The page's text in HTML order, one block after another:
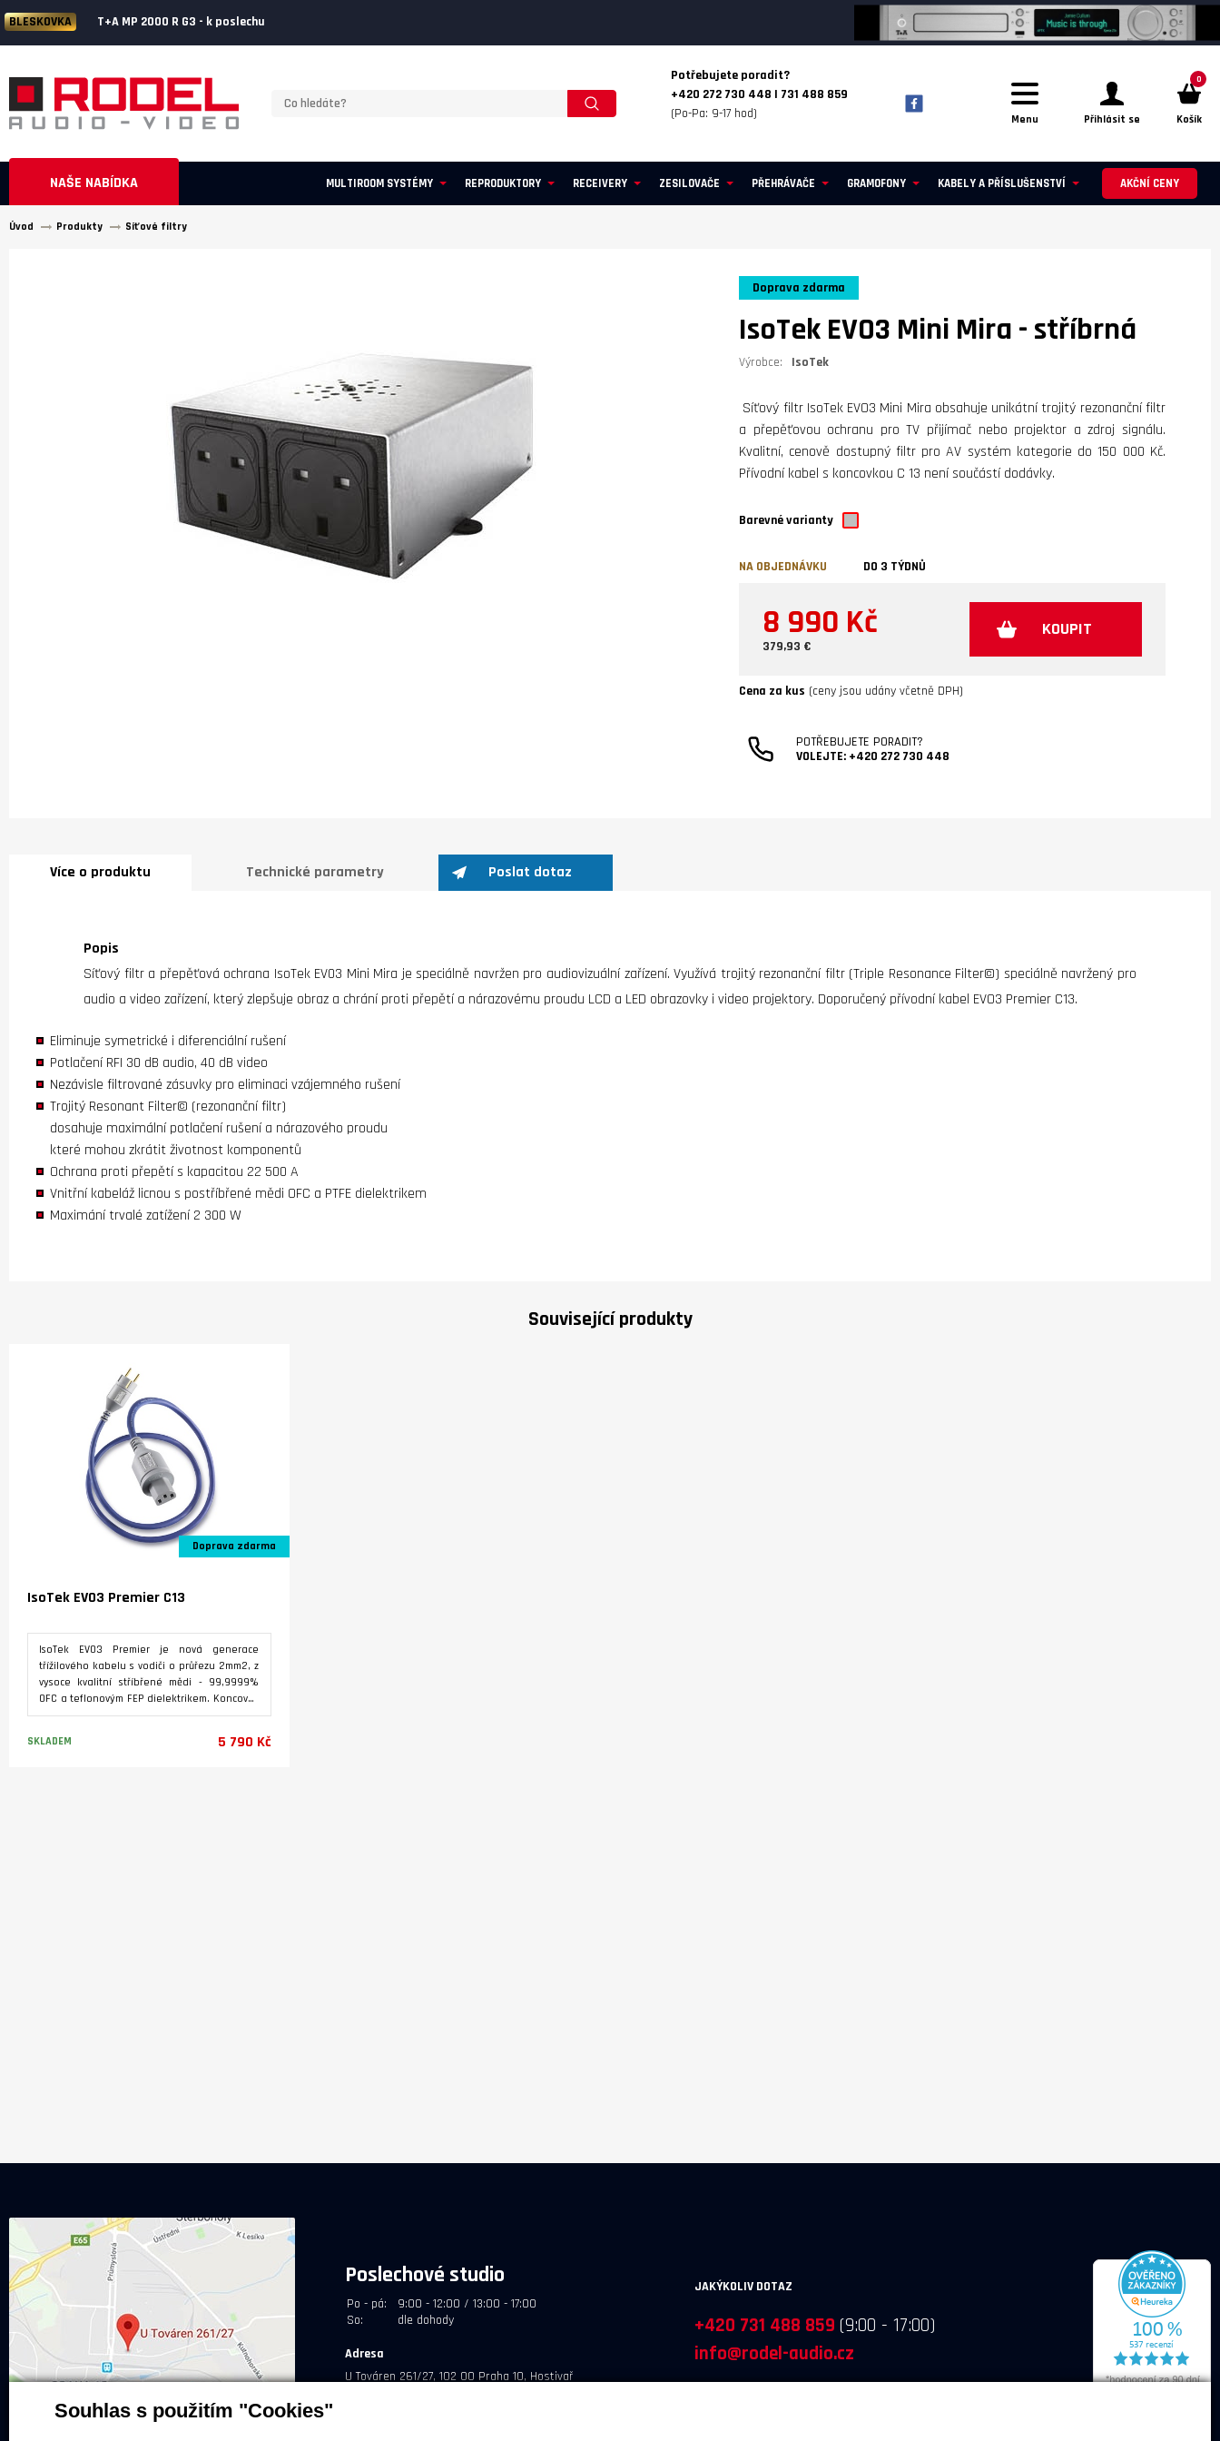
Souhlas s použitím "Cookies"
BLESKOVKA T+A MP 2000 R G3 - k poslechu
Potřebujete poradit?
+420 272 730 448 | 731 488 859
(Po-Pa: 9-17 hod)
Menu Přihlásit se
0
Košík
NAŠE NABÍDKA MULTIROOM SYSTÉMY REPRODUKTORY RECEIVERY ZESILOVAČE PŘEHRÁVAČE GRAMOFONY KABELY A PŘÍSLUŠENSTVÍ AKČNÍ CENY
Úvod Produkty Síťové filtry
Doprava zdarma
IsoTek EVO3 Mini Mira - stříbrná
Výrobce: IsoTek
Síťový filtr IsoTek EVO3 Mini Mira obsahuje unikátní trojitý rezonanční filtr
a přepěťovou ochranu pro TV přijímač nebo projektor a zdroj signálu.
Kvalitní, cenově dostupný filtr pro AV systém kategorie do 150 000 Kč.
Přívodní kabel s koncovkou C 13 není součástí dodávky.
Barevné varianty
NA OBJEDNÁVKU DO 3 TÝDNŮ
8 990 Kč
379,93 €
KOUPIT
Cena za kus (ceny jsou udány včetně DPH)
POTŘEBUJETE PORADIT?
VOLEJTE: +420 272 730 448
Více o produktu Technické parametry Poslat dotaz
Popis
Síťový filtr a přepěťová ochrana IsoTek EV03 Mini Mira je speciálně navržen pro audiovizuální zařízení. Využívá trojitý rezonanční filtr (Triple Resonance Filter©) speciálně navržený pro
audio a video zařízení, který zlepšuje obraz a chrání proti přepětí a nárazovému proudu LCD a LED obrazovky i video projektory. Doporučený přívodní kabel EVO3 Premier C13.
Eliminuje symetrické i diferenciální rušení
Potlačení RFI 30 dB audio, 40 dB video
Nezávisle filtrované zásuvky pro eliminaci vzájemného rušení
Trojitý Resonant Filter© (rezonanční filtr)
dosahuje maximální potlačení rušení a nárazového proudu
které mohou zkrátit životnost komponentů
Ochrana proti přepětí s kapacitou 22 500 A
Vnitřní kabeláž licnou s postříbřené mědi OFC a PTFE dielektrikem
Maximání trvalé zatížení 2 300 W
Související produkty
Doprava zdarma
IsoTek EVO3 Premier C13
IsoTek EVO3 Premier je nová generace
třížilového kabelu s vodiči o průřezu 2mm2, z
vysoce kvalitní stříbřené mědi - 99,9999%
OFC a teflonovým FEP dielektrikem. Koncovky
mají kontakty pozlacené 24K zlatem.
byl navržen na základě diskuzí o kvalitě
SKLADEM 5 790 Kč
Poslechové studio
Po - pá:
9:00 - 12:00 / 13:00 - 17:00
So:
dle dohody
Adresa
U Továren 261/27, 102 00 Praha 10, Hostivař
JAKÝKOLIV DOTAZ
+420 731 488 859 (9:00 - 17:00)
info@rodel-audio.cz